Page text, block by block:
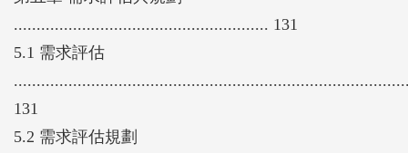
........................................................ 131
5.1 需求評估
131
5.2 需求評估規劃